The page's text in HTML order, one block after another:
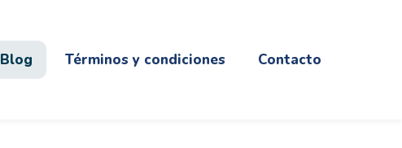
Blog Términos y condiciones Contacto